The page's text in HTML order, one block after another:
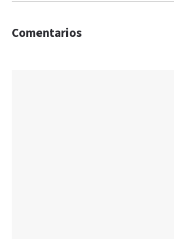
Comentarios